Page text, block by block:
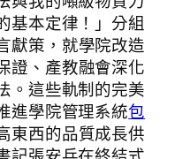
基本定律！」分組
獻策，就學院改造
證、產教融會深化
。這些軌制的完美
進學院管理系統包
東西的品質成長供